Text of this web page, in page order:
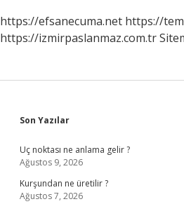
https://efsanecuma.net https://
https://izmirpaslanmaz.com.tr
Sidebar
Son Yazılar
Uç noktası ne anlama gelir ?
Ağustos 9, 2026
Kurşundan ne üretilir ?
Ağustos 7, 2026